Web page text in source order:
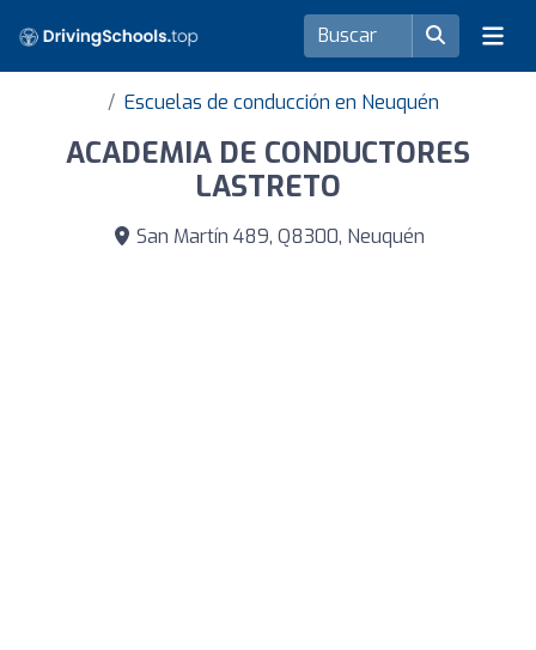
Escuelas de conducción en Neuquén
ACADEMIA DE CONDUCTORES
LASTRETO
San Martín 489, Q8300, Neuquén